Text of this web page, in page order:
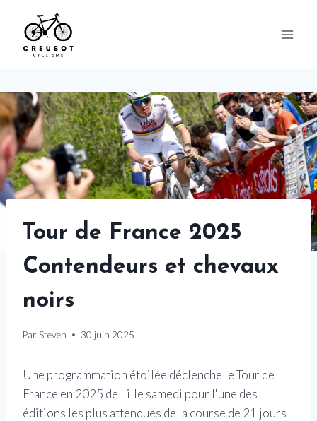
content
Tour de France 2025
Contendeurs et chevaux
noirs
Par Steven 30 juin 2025
Une programmation étoilée déclenche le Tour de
France en 2025 de Lille samedi pour l'une des
éditions les plus attendues de la course de 21 jours